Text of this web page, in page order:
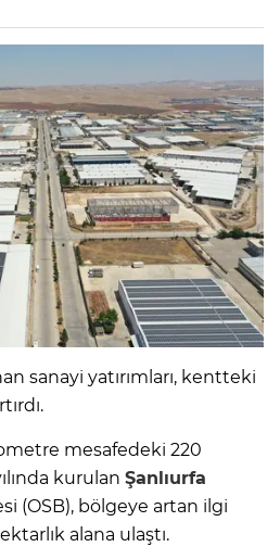
sanayi yatırımları, kentteki
mesafedeki 220
kurulan Şanlıurfa
(OSB), bölgeye artan ilgi
alana ulaştı.